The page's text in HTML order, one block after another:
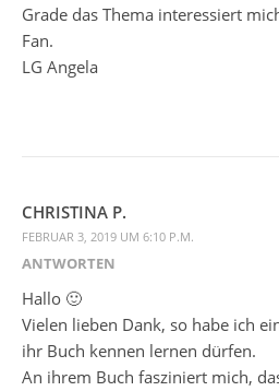
Grade das Thema interessiert
Fan.
LG Angela
CHRISTINA P.
FEBRUAR 3, 2019 UM 6:10 P.M.
ANTWORTEN
Hallo 🙂
Vielen lieben Dank, so habe ich
ihr Buch kennen lernen dürfen.
An ihrem Buch fasziniert mich,